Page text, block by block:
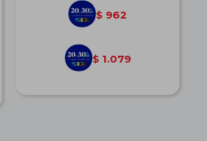
$ 962
$ 1.079